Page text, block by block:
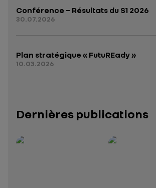
Conférence – Résultats du S1 2026
30.07.2026
Plan stratégique « FutuREady »
10.03.2026
Dernières publications
Rapport intégré 2025 – 2026— données
Présentation institutionnelle 2026